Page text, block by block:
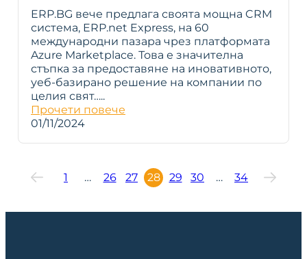
ERP.BG вече предлага своята мощна CRM
система, ERP.net Express, на 60
международни пазара чрез платформата
Azure Marketplace. Това е значителна
стъпка за предоставяне на иновативното,
уеб-базирано решение на компании по
целия свят…..
Прочети повече
01/11/2024
1 … 26 27 28 29 30 … 34